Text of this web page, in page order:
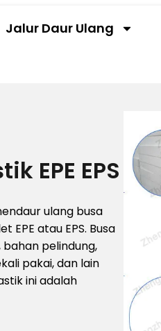
Jalur Daur Ulang
EPE EPS
ulang busa
EPE atau EPS. Busa
pelindung,
pakai, dan lain
ini adalah